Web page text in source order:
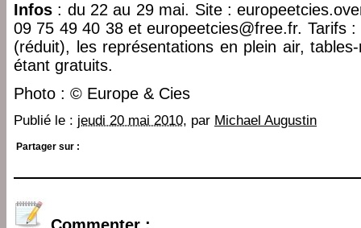
Infos : du 22 au 29 mai. Site :
09 75 49 40 38 et europeetcies@free.fr. Tarifs
(réduit), les représentations en plein air,
étant gratuits.
Photo : © Europe & Cies
Publié le : jeudi 20 mai 2010, par Michael Augustin
Partager sur :